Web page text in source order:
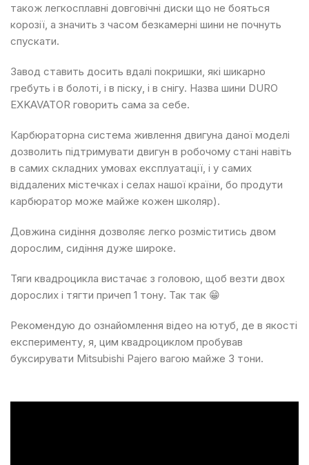
також легкосплавні довговічні диски що не бояться
корозії, а значить з часом безкамерні шини не почнуть
спускати.
Завод ставить досить вдалі покришки, які шикарно
гребуть і в болоті, і в піску, і в снігу. Назва шини DURO
EXKAVATOR говорить сама за себе.
Карбюраторна система живлення двигуна даної моделі
дозволить підтримувати двигун в робочому стані навіть
в самих складних умовах експлуатації, і у самих
віддалених містечках і селах нашої країни, бо продути
карбюратор може майже кожен школяр).
Довжина сидіння дозволяє легко розміститись двом
дорослим, сидіння дуже широке.
Тяги квадроцикла вистачає з головою, щоб везти двох
дорослих і тягти причеп 1 тону. Так так 😁
Рекомендую до ознайомлення відео на ютуб, де в якості
експерименту, я, цим квадроциклом пробував
буксирувати Mitsubishi Pajero вагою майже 3 тони.